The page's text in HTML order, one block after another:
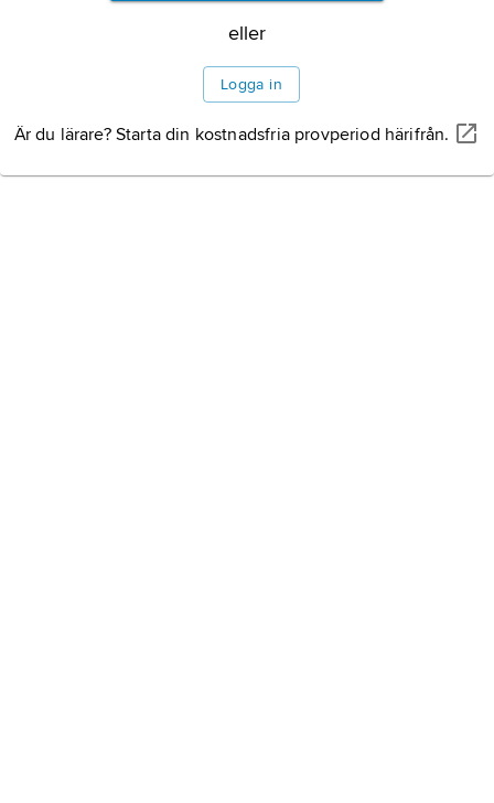
eller
Logga in
Är du lärare? Starta din kostnadsfria provperiod härifrån.